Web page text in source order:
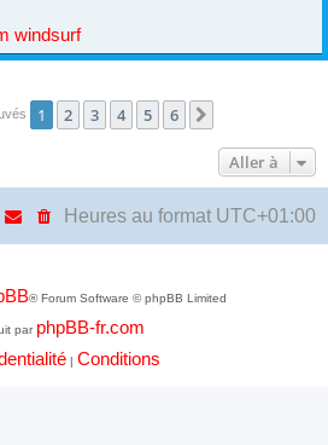
windsurf
1 2 3 4 5 6
Aller à
Heures au format UTC+01:00
® Forum Software © phpBB Limited
par phpBB-fr.com
| Conditions